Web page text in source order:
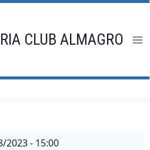
CLUB ALMAGRO
2023 - 15:00